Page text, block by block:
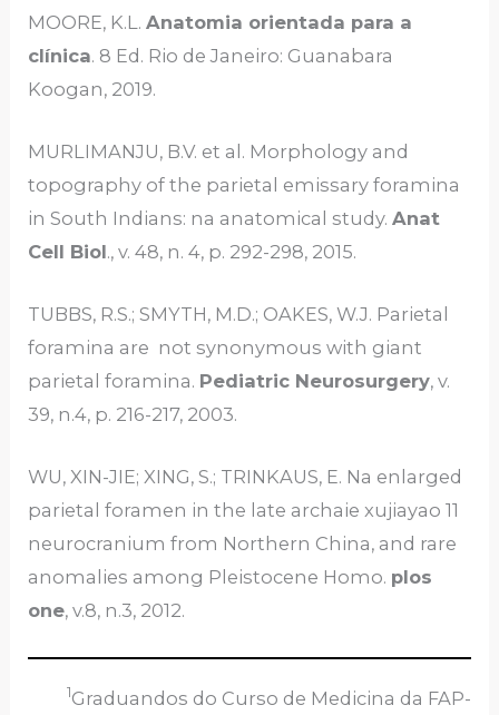
MOORE, K.L.Anatomia orientada para a
clínica. 8 Ed. Rio de Janeiro: Guanabara
Koogan, 2019.
MURLIMANJU, B.V. et al. Morphology and
topography of the parietal emissary foramina
in South Indians: na anatomical study.Anat
Cell Biol., v. 48, n. 4, p. 292-298, 2015.
TUBBS, R.S.; SMYTH, M.D.; OAKES, W.J. Parietal
foramina are not synonymous with giant
parietal foramina. Pediatric Neurosurgery, v.
39, n.4, p. 216-217, 2003.
WU, XIN-JIE; XING, S.; TRINKAUS, E. Na enlarged
parietal foramen in the late archaie xujiayao 11
neurocranium from Northern China, and rare
anomalies among Pleistocene Homo. plos
one, v.8, n.3, 2012.
1Graduandos do Curso de Medicina da FAP-